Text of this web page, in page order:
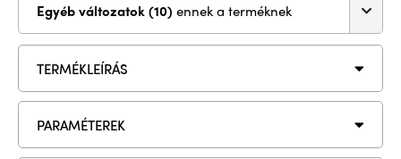
Egyéb változatok (10) ennek a terméknek
TERMÉKLEÍRÁS
PARAMÉTEREK